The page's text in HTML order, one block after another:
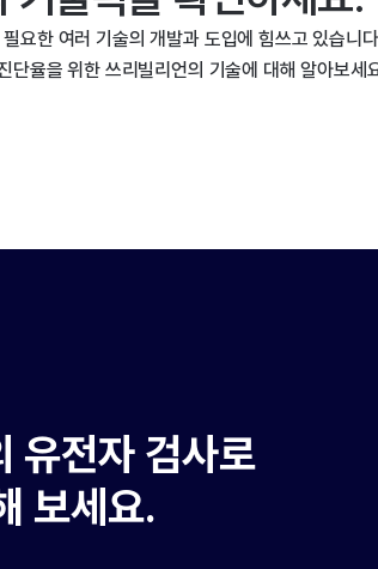
요한 여러 기술의 개발과 도입에 힘쓰고 있습니
단율을 위한 쓰리빌리언의 기술에 대해 알아보세
유전자 검사로
보세요.